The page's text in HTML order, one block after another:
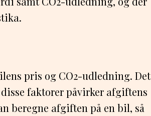
pris og CO2-udledning. Det
faktorer påvirker afgiftens
beregne afgiften på en bil, så